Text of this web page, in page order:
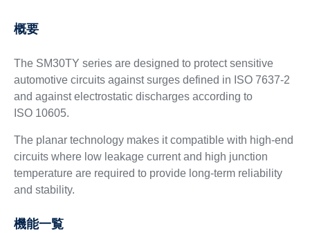
概要
The SM30TY series are designed to protect sensitive
automotive circuits against surges defined in ISO 7637-2
and against electrostatic discharges according to
ISO 10605.
The planar technology makes it compatible with high-end
circuits where low leakage current and high junction
temperature are required to provide long-term reliability
and stability.
機能一覧